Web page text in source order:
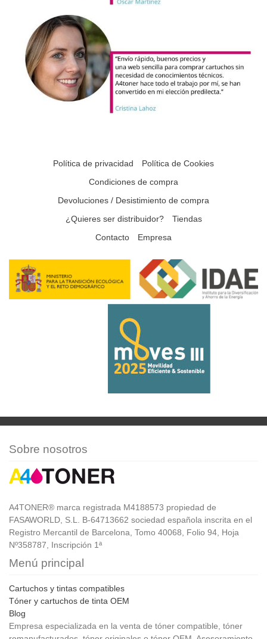
Política de privacidad
Política de Cookies
Condiciones de compra
Devoluciones / Desistimiento de compra
¿Quieres ser distribuidor?
Tiendas
Contacto
Empresa
Sobre nosotros
A4TONER® marca registrada M4188573 propiedad de
FASAWORLD, S.L. B-64713662 sociedad española inscrita en el
Registro Mercantil de Barcelona, Tomo 40068, Folio 94, Hoja
Nº358787, Inscripción 1ª
Menú principal
Cartuchos y tintas compatibles
Tóner y cartuchos de tinta OEM
Blog
Empresa especializada en la venta de tóner compatible, tóner